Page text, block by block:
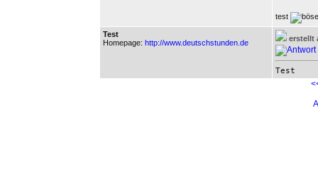
test
Test
Homepage: http://www.deutschstunden.de erstellt
Test